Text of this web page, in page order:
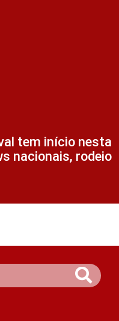
tem início nesta
nacionais, rodeio